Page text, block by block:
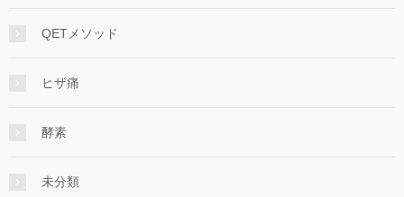
QETメソッド
ヒザ痛
酵素
未分類